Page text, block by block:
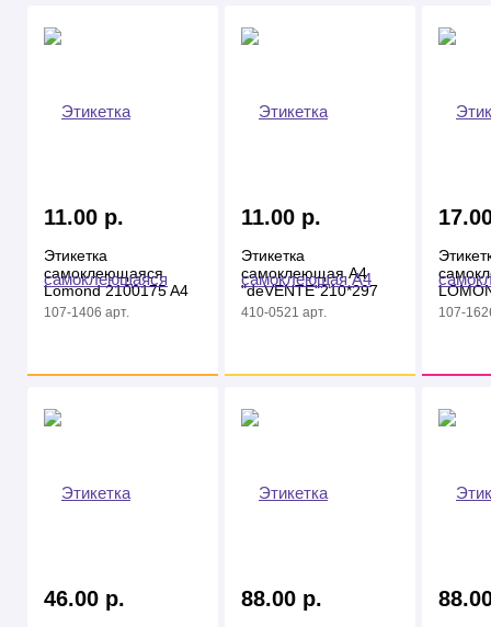
11.00 р.
Этикетка
самоклеющаяся
Lomond 2100175 A4
33.4x64мм 24шт на
107-1406 арт.
11.00 р.
Этикетка
самоклеющая А4
"deVENTE"210*297
белые
410-0521 арт.
белая
107-
46.00 р. 88.00 р.